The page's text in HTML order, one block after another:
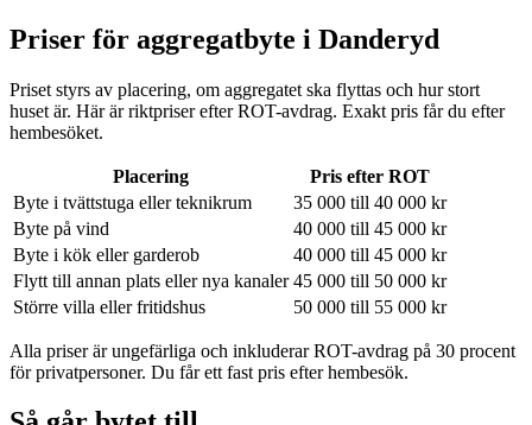
Priser för aggregatbyte i Danderyd
Priset styrs av placering, om aggregatet ska flyttas och hur stort
huset är. Här är riktpriser efter ROT-avdrag. Exakt pris får du efter
hembesöket.
Placering
Pris efter ROT
Byte i tvättstuga eller teknikrum
35 000 till 40 000 kr
Byte på vind
40 000 till 45 000 kr
Byte i kök eller garderob
40 000 till 45 000 kr
Flytt till annan plats eller nya kanaler 45 000 till 50 000 kr
Större villa eller fritidshus
50 000 till 55 000 kr
Alla priser är ungefärliga och inkluderar ROT-avdrag på 30 procent
för privatpersoner. Du får ett fast pris efter hembesök.